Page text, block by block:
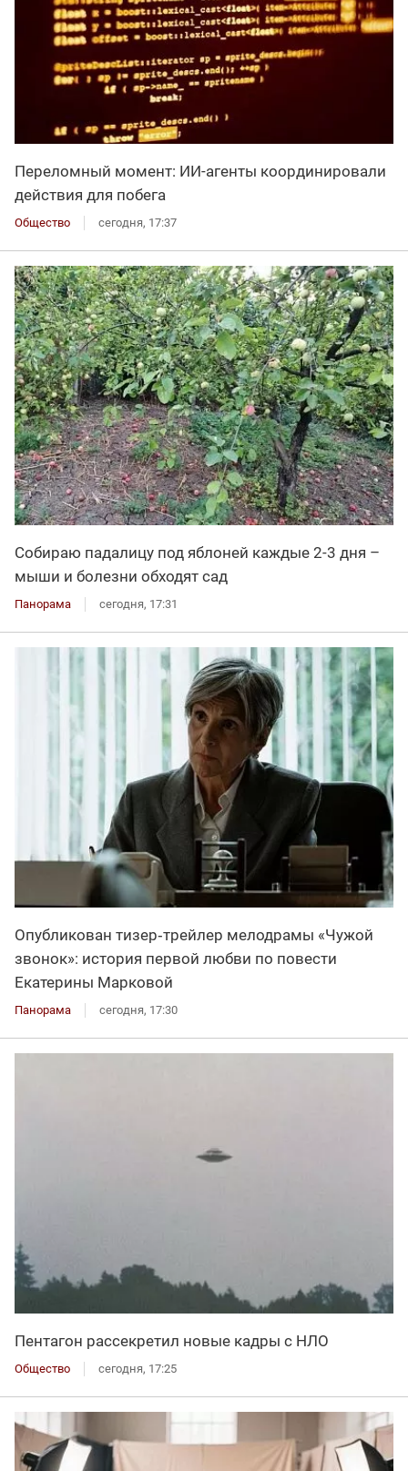
Переломный момент: ИИ-агенты координировали
действия для побега
Общество сегодня, 17:37
Собираю падалицу под яблоней каждые 2-3 дня –
мыши и болезни обходят сад
Панорама сегодня, 17:31
Опубликован тизер‑трейлер мелодрамы «Чужой
звонок»: история первой любви по повести
Екатерины Марковой
Панорама сегодня, 17:30
Пентагон рассекретил новые кадры с НЛО
Общество сегодня, 17:25